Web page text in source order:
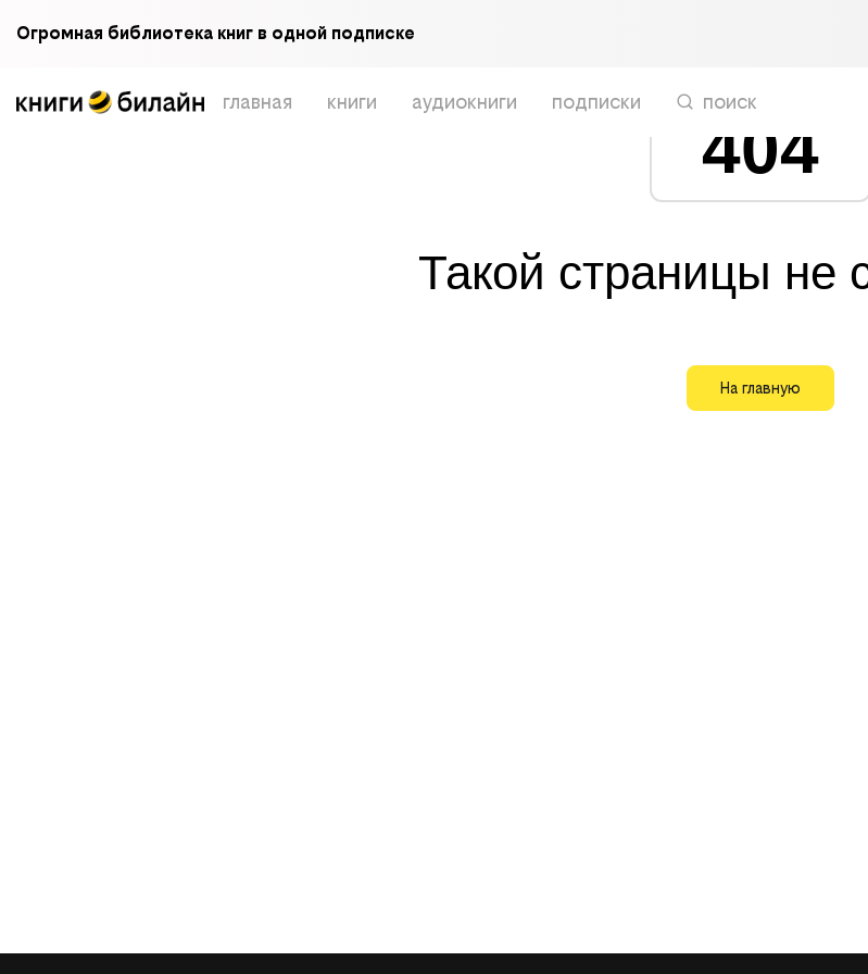
Огромная библиотека книг в одной подписке
главная книги аудиокниги подписки поиск
404
Такой страницы не
На главную